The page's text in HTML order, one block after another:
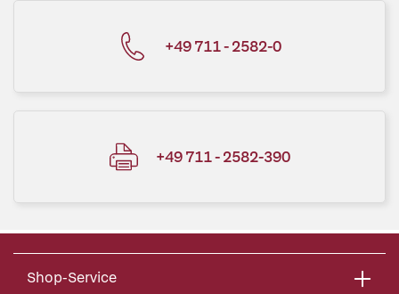
+49 711 - 2582-0
+49 711 - 2582-390
Shop-Service